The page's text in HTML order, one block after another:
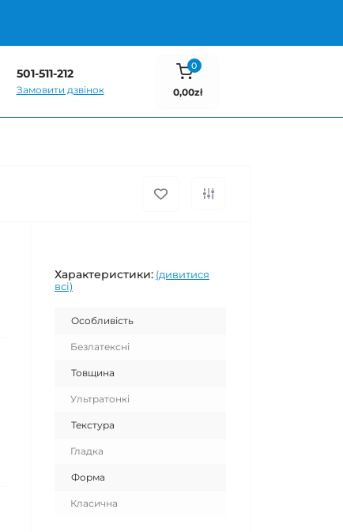
501-511-212
Замовити дзвінок
0
0,00zł
Характеристики: (дивитися
всі)
Особливість
Безлатексні
Товщина
Ультратонкі
Текстура
Гладка
Форма
Класична